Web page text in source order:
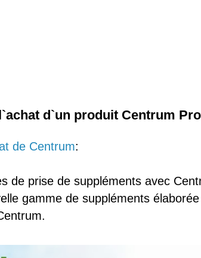
d`un produit Centrum
de Centrum:
de prise de suppléments avec
gamme de suppléments